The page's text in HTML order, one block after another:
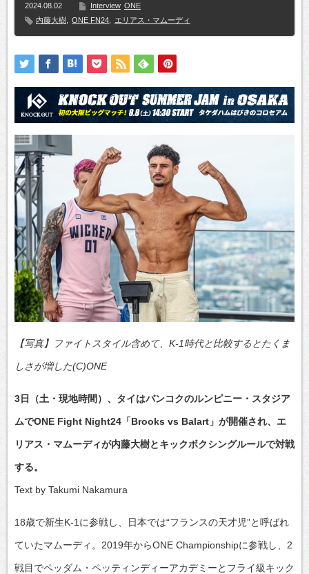
2024.08.02 Interview ONE
内藤大樹
ONE FN24 エリアス・マムーディ
【写真】ファイトスタイル含めて、K-1時代と比較するとたくま
しさが増した(C)ONE
3日（土・現地時間）、タイはバンコクのルンピニー・スタジア
ムでONE Fight Night24「Brooks vs Balart」が開催され、エ
リアス・マムーディが内藤大樹とキックボクシングルールで対戦
する。
Text by Takumi Nakamura
18歳で新生K-1に参戦し、日本では“フランスの天才児”と呼ばれ
ていたマムーディ。2019年からONE Championshipに参戦し、2
戦目でペッダム・ペッティンディーアカデミーとフライ級キック